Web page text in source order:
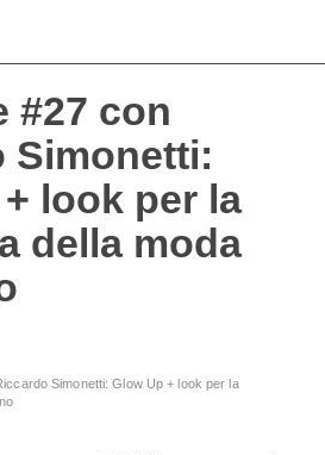
#27 con
Simonetti:
look per la
della moda
Simonetti: Glow Up + look per la